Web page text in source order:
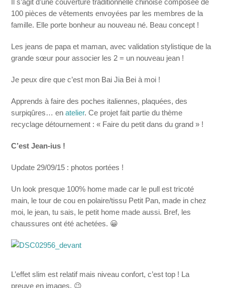
Il s’agit d’une couverture traditionnelle chinoise composée de
100 pièces de vêtements envoyées par les membres de la
famille. Elle porte bonheur au nouveau né. Beau concept !
Les jeans de papa et maman, avec validation stylistique de la
grande sœur pour associer les 2 = un nouveau jean !
Je peux dire que c’est mon Bai Jia Bei à moi !
Apprends à faire des poches italiennes, plaquées, des
surpiqûres… enatelier. Ce projet fait partie du thème
recyclage détournement : « Faire du petit dans du grand » !
C’est Jean-ius !
Update 29/09/15 : photos portées !
Un look presque 100% home made car le pull est tricoté
main, le tour de cou en polaire/tissu Petit Pan, made in chez
moi, le jean, tu sais, le petit home made aussi. Bref, les
chaussures ont été achetées. 😀
L’effet slim est relatif mais niveau confort, c’est top ! La
preuve en images. 😉